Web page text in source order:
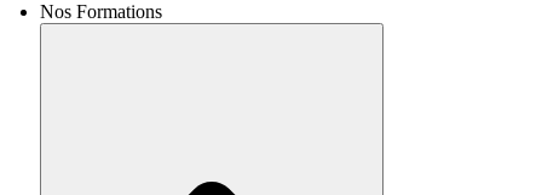
Nos Formations